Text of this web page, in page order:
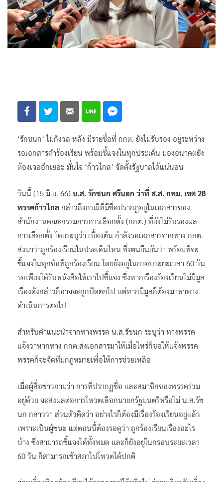
‘รักชนก’ ไม่กังวล หลัง มีรายชื่อที่ กกต. ยังไม่รับรอง อยู่ระหว่าง
รอเอกสารคำร้องเรียน พร้อมชี้แจงในทุกประเด็น มองอนาคตยัง
ต้องเจออีกเยอะ มั่นใจ ‘ก้าวไกล’ จัดตั้งรัฐบาลได้แน่นอน
วันนี้ (15 มิ.ย. 66) น.ส. รักชนก ศรีนอก ว่าที่ ส.ส. กทม. เขต 28
พรรคก้าวไกล กล่าวถึงกรณีที่มีชื่อปรากฏอยู่ในเอกสารของ
สำนักงานคณะกรรมการการเลือกตั้ง (กกต.) ที่ยังไม่รับรองผล
การเลือกตั้ง โดยระบุว่า เบื้องต้น กำลังรอเอกสารจากทาง กกต.
ส่งมาว่าถูกร้องเรียนในประเด็นไหน ซึ่งตนยืนยันว่า พร้อมที่จะ
ชี้แจงในทุกข้อที่ถูกร้องเรียน โดยยังอยู่ในกรอบระยะเวลา 60 วัน
รอเพียงได้รับหนังสือให้เราไปชี้แจง ซึ่งหากเรื่องร้องเรียนไม่มีมูล
เรื่องดังกล่าวก็อาจจะถูกปัดตกไป แต่หากมีมูลก็ต้องมาหาทาง
ดำเนินการต่อไป
สำหรับคำแนะนำจากทางพรรค น.ส.รัชนก ระบุว่า ทางพรรค
แจ้งว่าหากทาง กกต.ส่งเอกสารมาให้เมื่อไหร่ก็ขอให้แจ้งพรรค
พรรคก็จะจัดทีมกฎหมายเพื่อให้การช่วยเหลือ
เมื่อผู้สื่อข่าวถามว่า การที่ปรากฏชื่อ และสมาชิกของพรรคร่วม
อยู่ด้วย จะส่งผลต่อการโหวตเลือกนายกรัฐมนตรีหรือไม่ น.ส.รัช
นก กล่าวว่า ส่วนตัวคิดว่า อย่างไรก็ต้องมีเรื่องร้องเรียนอยู่แล้ว
เพราะเป็นผู้ชนะ แต่ตอนนี้ต้องรอดูว่า ถูกร้องเรียนเรื่องอะไร
บ้าง ซึ่งสามารถชี้แจงได้ทั้งหมด และก็ยังอยู่ในกรอบระยะเวลา
60 วัน ก็สามารถเข้าสภาไปโหวตได้ปกติ